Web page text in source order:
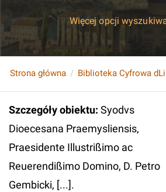
Więcej opcji
Strona główna Biblioteka Cyfrowa
Szczegóły obiektu: Syodvs
Dioecesana Praemysliensis,
Praesidente Illustrißimo ac
Reuerendißimo Domino, D. Petro
Gembicki, [...].